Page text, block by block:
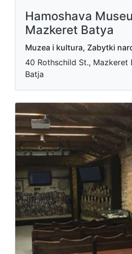
Hamoshava
Mazkeret Batya
Muzea i kultura, Zabytki
40 Rothschild St., Mazkeret
Batja